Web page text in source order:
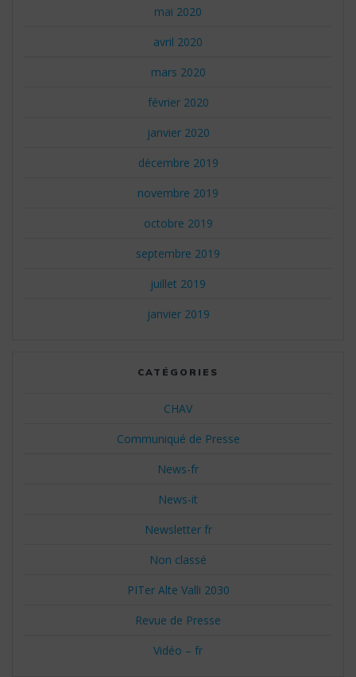
mai 2020
avril 2020
mars 2020
février 2020
janvier 2020
décembre 2019
novembre 2019
octobre 2019
septembre 2019
juillet 2019
janvier 2019
CATÉGORIES
CHAV
Communiqué de Presse
News-fr
News-it
Newsletter fr
Non classé
PITer Alte Valli 2030
Revue de Presse
Vidéo – fr